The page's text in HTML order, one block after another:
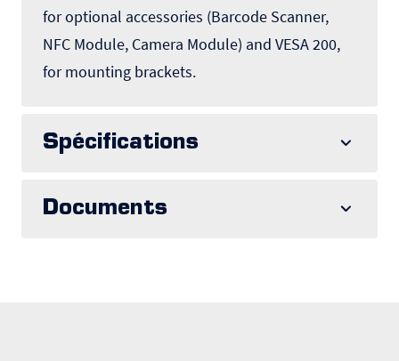
for optional accessories (Barcode Scanner,
NFC Module, Camera Module) and VESA 200,
for mounting brackets.
Spécifications
Documents